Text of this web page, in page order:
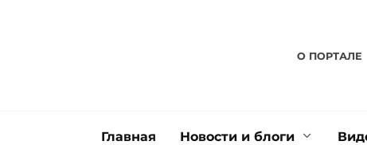
О ПОРТАЛЕ
Главная Новости и блоги